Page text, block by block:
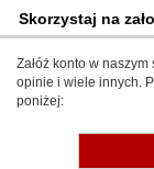
Skorzystaj na
Załóż konto w
opinie i wiele innych.
poniżej: